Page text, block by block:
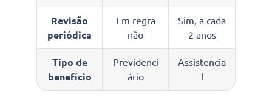
Revisão
periódica
Em regra
não
Sim, a cada
2 anos
Tipo de
benefício
Previdenci
ário
Assistencia
l